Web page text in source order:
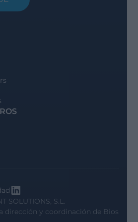
SOLUTIONS, S.L.
dirección y coordinación de Bios